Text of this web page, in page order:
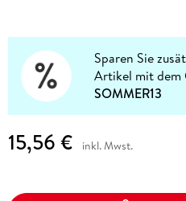
Sparen Sie
Artikel mit dem
SOMMER13
15,56 € inkl. Mwst.